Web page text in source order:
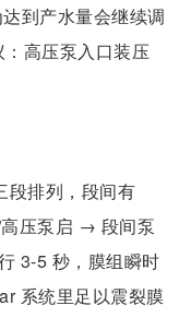
到产水量会继续调
高压泵入口装压
段排列，段间有
压泵启 → 段间泵
3-5 秒，膜组瞬时
系统里足以震裂膜